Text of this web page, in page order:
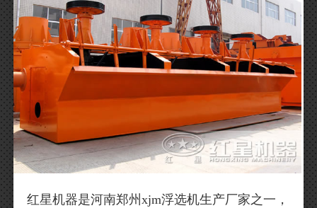
红星机器是河南郑州xjm浮选机生产厂家之一，